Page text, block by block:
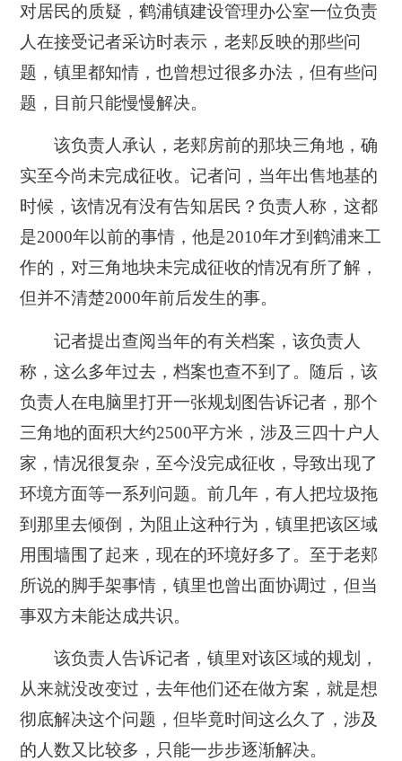
对居民的质疑，鹤浦镇建设管理办公室一位负责
人在接受记者采访时表示，老郏反映的那些问
题，镇里都知情，也曾想过很多办法，但有些问
题，目前只能慢慢解决。
该负责人承认，老郏房前的那块三角地，确
实至今尚未完成征收。记者问，当年出售地基的
时候，该情况有没有告知居民？负责人称，这都
是2000年以前的事情，他是2010年才到鹤浦来工
作的，对三角地块未完成征收的情况有所了解，
但并不清楚2000年前后发生的事。
记者提出查阅当年的有关档案，该负责人
称，这么多年过去，档案也查不到了。随后，该
负责人在电脑里打开一张规划图告诉记者，那个
三角地的面积大约2500平方米，涉及三四十户人
家，情况很复杂，至今没完成征收，导致出现了
环境方面等一系列问题。前几年，有人把垃圾拖
到那里去倾倒，为阻止这种行为，镇里把该区域
用围墙围了起来，现在的环境好多了。至于老郏
所说的脚手架事情，镇里也曾出面协调过，但当
事双方未能达成共识。
该负责人告诉记者，镇里对该区域的规划，
从来就没改变过，去年他们还在做方案，就是想
彻底解决这个问题，但毕竟时间这么久了，涉及
的人数又比较多，只能一步步逐渐解决。